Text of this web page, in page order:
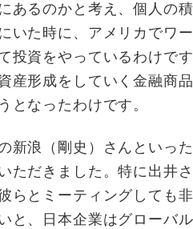
あるのかと考え、個人の
いた時に、アメリカでワ
投資をやっているわけで
産形成をしていく金融商
となったわけです。
新浪（剛史）さんといっ
ただきました。特に出井
らとミーティングしても
と、日本企業はグローバ